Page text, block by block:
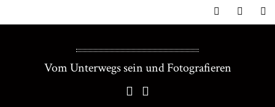
Vom Unterwegs sein und Fotografieren